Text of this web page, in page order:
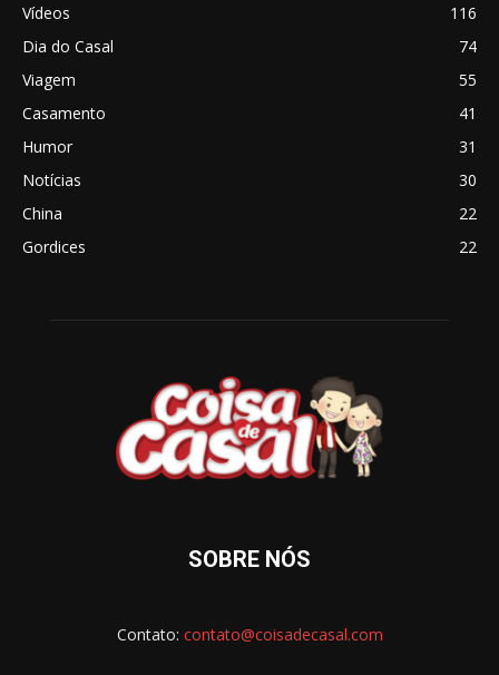
Vídeos
116
Dia do Casal
74
Viagem
55
Casamento
41
Humor
31
Notícias
30
China
22
Gordices
22
SOBRE NÓS
Contato: contato@coisadecasal.com